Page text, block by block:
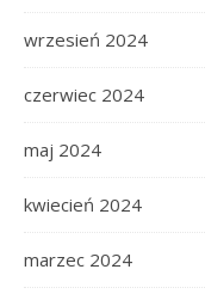
wrzesień 2024
czerwiec 2024
maj 2024
kwiecień 2024
marzec 2024